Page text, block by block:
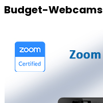
Budget-Webcams